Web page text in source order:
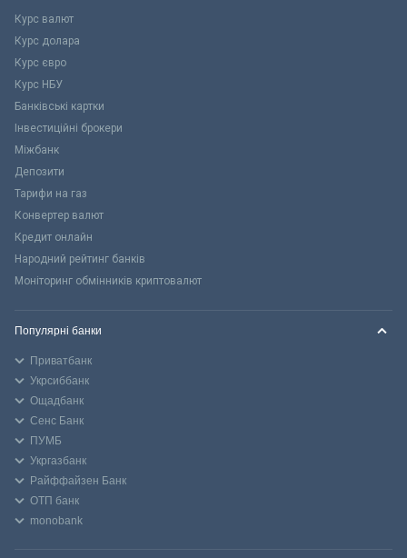
Курс валют
Курс долара
Курс євро
Курс НБУ
Банківські картки
Інвестиційні брокери
Міжбанк
Депозити
Тарифи на газ
Конвертер валют
Кредит онлайн
Народний рейтинг банків
Моніторинг обмінників криптовалют
Популярні банки
Приватбанк
Укрсиббанк
Ощадбанк
Сенс Банк
ПУМБ
Укргазбанк
Райффайзен Банк
ОТП банк
monobank